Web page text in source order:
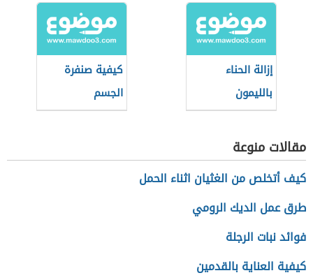
إزالة الحناء
بالليمون
كيفية صنفرة
الجسم
مقالات منوعة
كيف أتخلص من الغثيان اثناء الحمل
طرق عمل الديك الرومي
فوائد نبات الرجلة
كيفية العناية بالقدمين